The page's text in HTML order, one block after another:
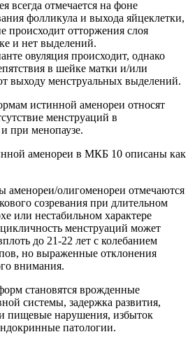
всегда отмечается на фоне
фолликула и выхода яйцеклетки,
происходит отторжения слоя
и нет выделений.
овуляция происходит, однако
в шейке матки и/или
выходу менструальных выделений.
истинной аменореи относят
менструаций в
при менопаузе.
аменореи в МКБ 10 описаны как
олигоменореи отмечаются
созревания при длительном
или нестабильном характере
менструаций может
до 21-22 лет с колебанием
но выраженные отклонения
внимания.
становятся врожденные
системы, задержка развития,
пищевые нарушения, избыток
патологии.